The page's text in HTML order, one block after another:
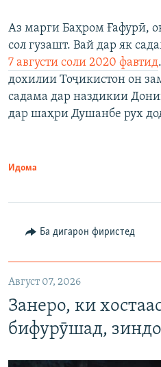
Аз марги Баҳром Ғафурӣ,
сол гузашт. Вай дар як
7 августи соли 2020 фавтид
дохилии Тоҷикистон он
садама дар наздикии
дар шаҳри Душанбе рух
Идома
Ба дигарон фиристед
Август 07, 2026
Занеро, ки
бифурӯшад,